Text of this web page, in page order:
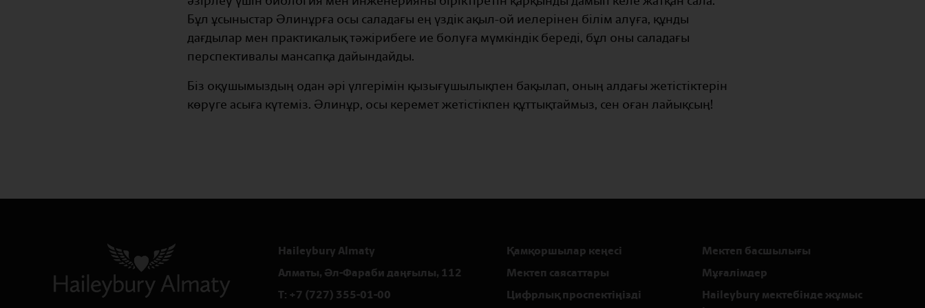
Бұл ұсыныстар Әлинұрға осы саладағы ең үздік ақыл-ой иелерінен білім алуға, құнды
дағдылар мен практикалық тәжірибеге ие болуға мүмкіндік береді, бұл оны саладағы
перспективалы мансапқа дайындайды.
Біз оқушымыздың одан әрі үлгерімін қызығушылықпен бақылап, оның алдағы жетістіктерін
көруге асыға күтеміз. Әлинұр, осы керемет жетістікпен құттықтаймыз, сен оған лайықсың!
Haileybury Almaty
Алматы, Әл-Фараби даңғылы, 112
T: +7 (727) 355-01-00
Қамқоршылар кеңесі
Мектеп басшылығы
Мектеп саясаттары
Мұғалімдер
Цифрлық проспектіңізді
Haileybury мектебінде жұмыс